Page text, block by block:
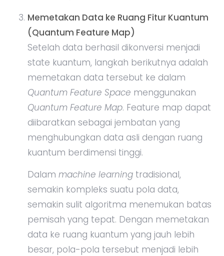
Memetakan Data ke Ruang Fitur Kuantum
(Quantum Feature Map)
Setelah data berhasil dikonversi menjadi
state kuantum, langkah berikutnya adalah
memetakan data tersebut ke dalam
Quantum Feature Space menggunakan
Quantum Feature Map. Feature map dapat
diibaratkan sebagai jembatan yang
menghubungkan data asli dengan ruang
kuantum berdimensi tinggi.
Dalam machine learning tradisional,
semakin kompleks suatu pola data,
semakin sulit algoritma menemukan batas
pemisah yang tepat. Dengan memetakan
data ke ruang kuantum yang jauh lebih
besar, pola-pola tersebut menjadi lebih